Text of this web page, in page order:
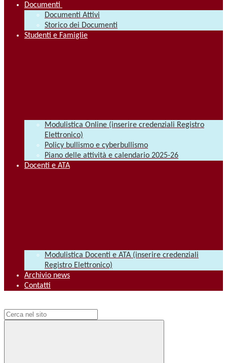
Documenti
Documenti Attivi
Storico dei Documenti
Studenti e Famiglie
Modulistica Online (inserire credenziali Registro
Elettronico)
Policy bullismo e cyberbullismo
Piano delle attività e calendario 2025-26
Docenti e ATA
Modulistica Docenti e ATA (inserire credenziali
Registro Elettronico)
Archivio news
Contatti